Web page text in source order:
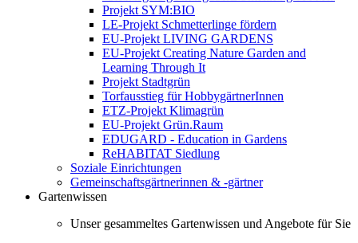
Projekt SYM:BIO
LE-Projekt Schmetterlinge fördern
EU-Projekt LIVING GARDENS
EU-Projekt Creating Nature Garden and
Learning Through It
Projekt Stadtgrün
Torfausstieg für HobbygärtnerInnen
ETZ-Projekt Klimagrün
EU-Projekt Grün.Raum
EDUGARD - Education in Gardens
ReHABITAT Siedlung
Soziale Einrichtungen
Gemeinschaftsgärtnerinnen & -gärtner
Gartenwissen
Unser gesammeltes Gartenwissen und Angebote für Sie